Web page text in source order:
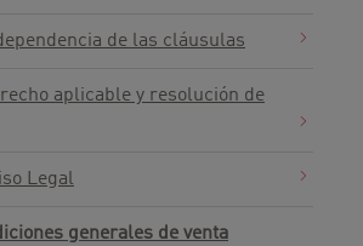
de las cláusulas
aplicable y resolución de
Legal
generales de venta